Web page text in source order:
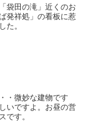
袋田の滝」近くのお
発祥処」の看板に惹
た。
・微妙な建物です
いですよ。お昼の営
です。